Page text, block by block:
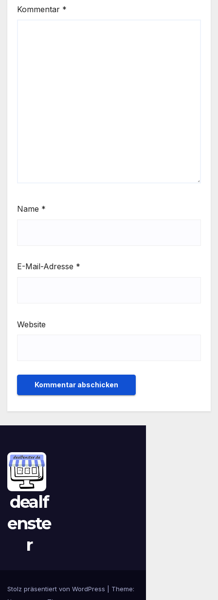
Kommentar *
Name *
E-Mail-Adresse *
Website
dealf
enste
r
Stolz präsentiert von WordPress
Theme: